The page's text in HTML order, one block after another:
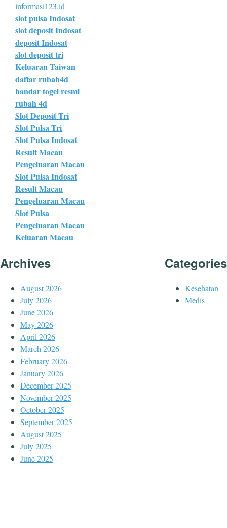
informasi123.id
slot pulsa Indosat
slot deposit Indosat
deposit Indosat
slot deposit tri
Keluaran Taiwan
daftar rubah4d
bandar togel resmi
rubah 4d
Slot Deposit Tri
Slot Pulsa Tri
Slot Pulsa Indosat
Result Macau
Pengeluaran Macau
Slot Pulsa Indosat
Result Macau
Pengeluaran Macau
Slot Pulsa
Pengeluaran Macau
Keluaran Macau
Archives
August 2026
July 2026
June 2026
May 2026
April 2026
March 2026
February 2026
January 2026
December 2025
November 2025
October 2025
September 2025
August 2025
July 2025
June 2025
Categories
Kesehatan
Medis